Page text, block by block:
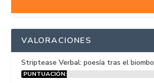
VALORACIONES
Striptease Verbal: poesía tras el biombo
PUNTUACIÓN: